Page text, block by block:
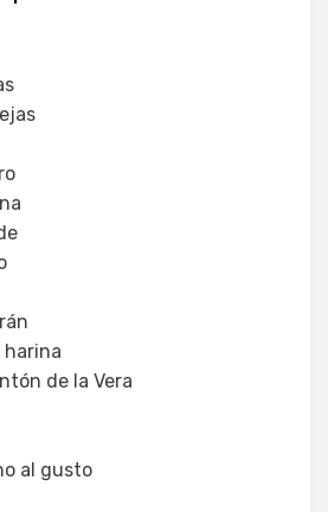
harina
de la Vera
al gusto